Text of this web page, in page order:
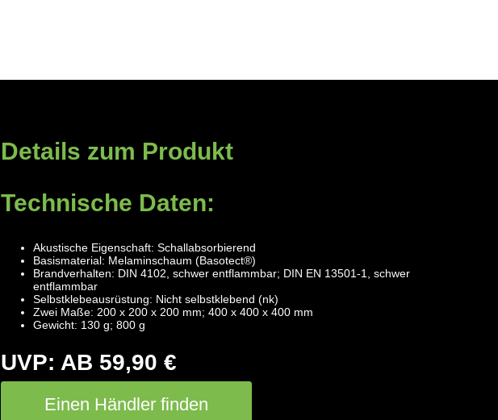
Details zum Produkt
Technische Daten:
Akustische Eigenschaft: Schallabsorbierend
Basismaterial: Melaminschaum (Basotect®)
Brandverhalten: DIN 4102, schwer entflammbar; DIN EN 13501-1, schwer
entflammbar
Selbstklebeausrüstung: Nicht selbstklebend (nk)
Zwei Maße: 200 x 200 x 200 mm; 400 x 400 x 400 mm
Gewicht: 130 g; 800 g
UVP: AB 59,90 €
Einen Händler finden